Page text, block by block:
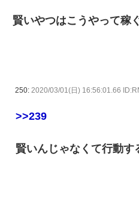
賢いやつはこうやって稼
250: 2020/03/01(日) 16:56:01.66
>>239
賢いんじゃなくて行動す